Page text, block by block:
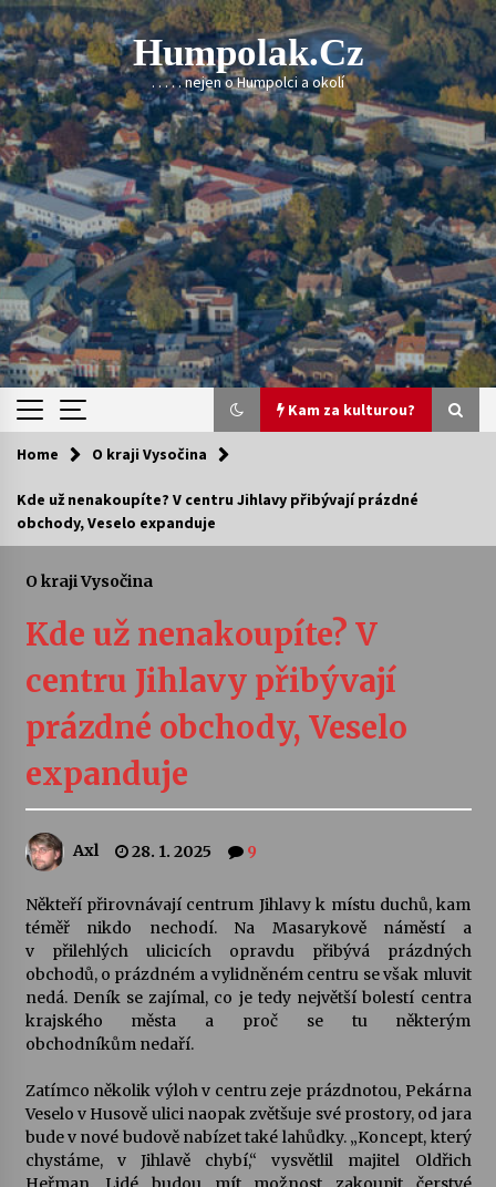
Skip
to
content
Humpolak.cz
. . . . . nejen o Humpolci a okolí
Kam za kulturou?
Kam za kulturou?
Letní koncerty ve Stromovce: Ars Camerata a
Vernisáž výstavy Josefíny Duškové: Stávám se
30. 7. 2026
Veselí muzikanti
30. 7. 2026
šedesátka: 28. 7.–1. 8. 2026
Letní koncerty ve Stromovce: Kolchoz a
Jenakaši
28. 7. 2026
Votavžatský ploty
Letní koncerty ve Stromovce: Rufus Miller
22. 7. 2026
Home O kraji Vysočina
Kde už nenakoupíte? V centru Jihlavy přibývají prázdné
obchody, Veselo expanduje
O kraji Vysočina
Kde už nenakoupíte? V
centru Jihlavy přibývají
prázdné obchody, Veselo
expanduje
Axl 28. 1. 2025 9
Někteří přirovnávají centrum Jihlavy k místu duchů, kam
téměř nikdo nechodí. Na Masarykově náměstí a
v přilehlých ulicicích opravdu přibývá prázdných
obchodů, o prázdném a vylidněném centru se však mluvit
nedá. Deník se zajímal, co je tedy největší bolestí centra
krajského města a proč se tu některým
obchodníkům nedaří.
Zatímco několik výloh v centru zeje prázdnotou, Pekárna
Veselo v Husově ulici naopak zvětšuje své prostory, od jara
bude v nové budově nabízet také lahůdky. „Koncept, který
chystáme, v Jihlavě chybí,“ vysvětlil majitel Oldřich